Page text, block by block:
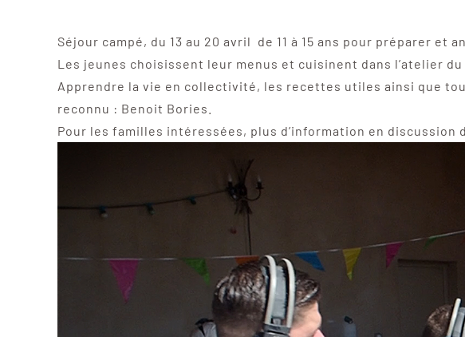
Séjour campé, du 13 au 20 avril de 11 à 15 ans pour préparer
Les jeunes choisissent leur menus et cuisinent dans l’atelier du
Apprendre la vie en collectivité, les recettes utiles ainsi que
reconnu : Benoit Bories.
Pour les familles intéressées, plus d’information en